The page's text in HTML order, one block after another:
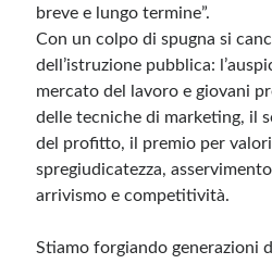
breve e lungo termine”.
Con un colpo di spugna si
dell’istruzione pubblica:
mercato del lavoro e giovani
delle tecniche di marketing, il
del profitto, il premio per
spregiudicatezza,
arrivismo e competitività.
Stiamo forgiando generazioni